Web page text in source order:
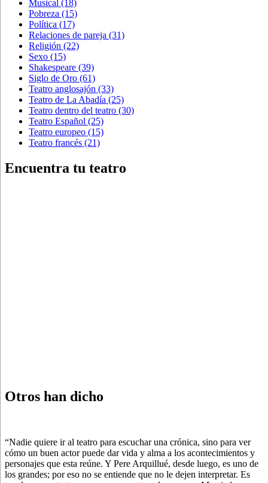
Musical (18)
Pobreza (15)
Política (17)
Relaciones de pareja (31)
Religión (22)
Sexo (15)
Shakespeare (39)
Siglo de Oro (61)
Teatro anglosajón (33)
Teatro de La Abadía (25)
Teatro dentro del teatro (30)
Teatro Español (25)
Teatro europeo (15)
Teatro francés (21)
Encuentra tu teatro
Otros han dicho
“Nadie quiere ir al teatro para escuchar una crónica, sino para ver
cómo un buen actor puede dar vida y alma a los acontecimientos y
personajes que esta reúne. Y Pere Arquillué, desde luego, es uno de
los grandes; por eso no se entiende que no le dejen interpretar. Es